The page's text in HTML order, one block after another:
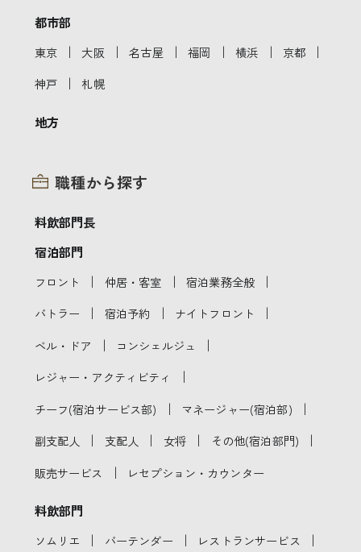
都市部
東京 ｜ 大阪 ｜ 名古屋 ｜ 福岡 ｜ 横浜 ｜ 京都 ｜
神戸 ｜ 札幌
地方
職種から探す
料飲部門長
宿泊部門
フロント ｜ 仲居・客室 ｜ 宿泊業務全般 ｜
バトラー ｜ 宿泊予約 ｜ ナイトフロント ｜
ベル・ドア ｜ コンシェルジュ ｜
レジャー・アクティビティ ｜
チーフ(宿泊サービス部) ｜ マネージャー(宿泊部) ｜
副支配人 ｜ 支配人 ｜ 女将 ｜ その他(宿泊部門) ｜
販売サービス ｜ レセプション・カウンター
料飲部門
ソムリエ ｜ バーテンダー ｜ レストランサービス ｜